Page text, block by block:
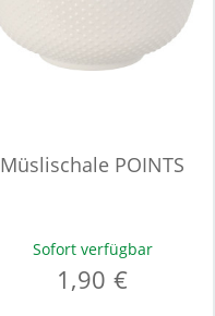
Müslischale POINTS
Sofort verfügbar
1,90 €